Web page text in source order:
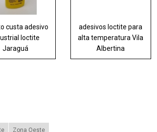
custa adesivo
loctite
Jaraguá
adesivos loctite para
alta temperatura Vila
Albertina
Zona Oeste